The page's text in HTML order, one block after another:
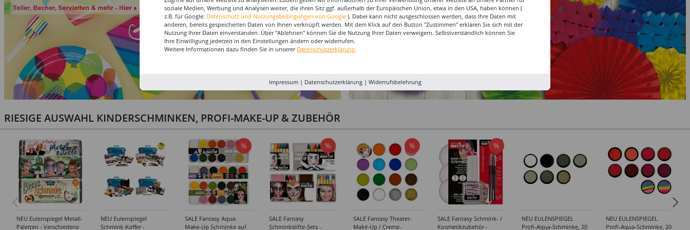
RIESIGE AUSWAHL KINDERSCHMINKEN, PROFI-MAKE-UP & ZUBEHÖR
NEU Eulenspiegel Metall-
Paletten - Verschiedene
NEU Eulenspiegel
Schmink-Koffer -
%
SALE Fantasy Aqua-
Make-Up Schminke auf
%
SALE Fantasy
Schminkstifte-Sets -
%
SALE Fantasy Theater-
Make-Up / Creme-
%
SALE Fantasy Schmink- /
Kosmetikzubehör -
NEU EULENSPIEGEL
Profi-Aqua-Schminke, 20
NEU EULENSPIEGEL
Profi-Aqua-Schminke, 20
soziale Medien, Werbung und Analysen weiter, die ihren Sitz ggf. außerhalb der Europäischen Union, etwa in den USA, haben können (
z.B. für Google: Datenschutz und Nutzungsbedingungen von Google ). Dabei kann nicht ausgeschlossen werden, dass Ihre Daten mit
anderen, bereits gespeicherten Daten von Ihnen verknüpft werden. Mit dem Klick auf den Button "Zustimmen" erklären Sie sich mit der
Nutzung Ihrer Daten einverstanden. Über "Ablehnen" können Sie die Nutzung Ihrer Daten verweigern. Selbstverständlich können Sie
Ihre Einwilligung jederzeit in den Einstellungen ändern oder widerrufen.
Weitere Informationen dazu finden Sie in unserer Datenschutzerklärung.
Impressum| Datenschutzerklärung| Widerrufsbelehrung